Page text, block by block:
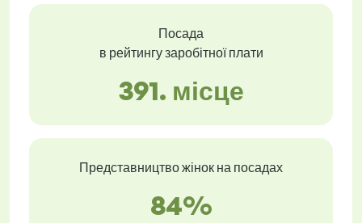
Посада
в рейтингу заробітної плати
391. місце
Представництво жінок на посадах
84%